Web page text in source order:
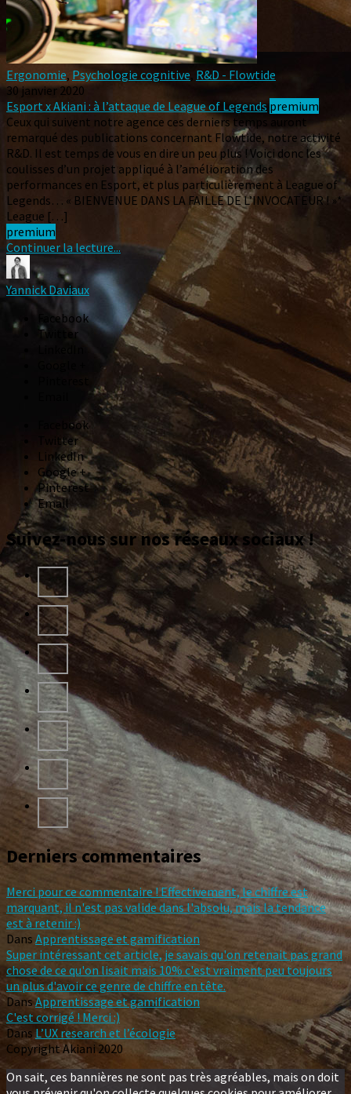
Ergonomie, Psychologie cognitive R&D - Flowtide
30 janvier 2020
Esport x Akiani : à l’attaque de League of Legends premium
Ceux qui suivent notre agence ces derniers temps auront
remarqué des publications concernant Flowtide, notre activité
R&D. Il est temps de vous en dire un peu plus ! Voici donc les
coulisses d’un projet appliqué à l’amélioration des
performances en Esport, et plus particulièrement à League of
Legends… « BIENVENUE DANS LA FAILLE DE L’INVOCATEUR ! »*
League […]
premium
Continuer la lecture...
Yannick Daviaux
Facebook
Twitter
Facebook
Twitter
LinkedIn
Google +
Pinterest
Email
Suivez-nous sur nos réseaux sociaux !
Derniers commentaires
Merci pour ce commentaire ! Effectivement, le chiffre est
marquant, il n'est pas valide dans l'absolu, mais la tendance
est à retenir :)
Dans Apprentissage et gamification
Super intéressant cet article, je savais qu'on retenait pas grand
chose de ce qu'on lisait mais 10% c'est vraiment peu toujours
un plus d'avoir ce genre de chiffre en tête.
DansApprentissage et gamification
C'est corrigé ! Merci :)
Dans L’UX research et l’écologie
Copyright Akiani 2020
On sait, ces bannières ne sont pas très agréables, mais on doit